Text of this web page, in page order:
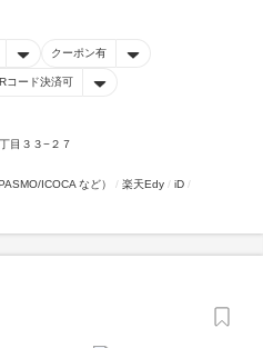
クーポン有
コード決済可
目３３−２７
ICOCA など） 楽天Edy
iD